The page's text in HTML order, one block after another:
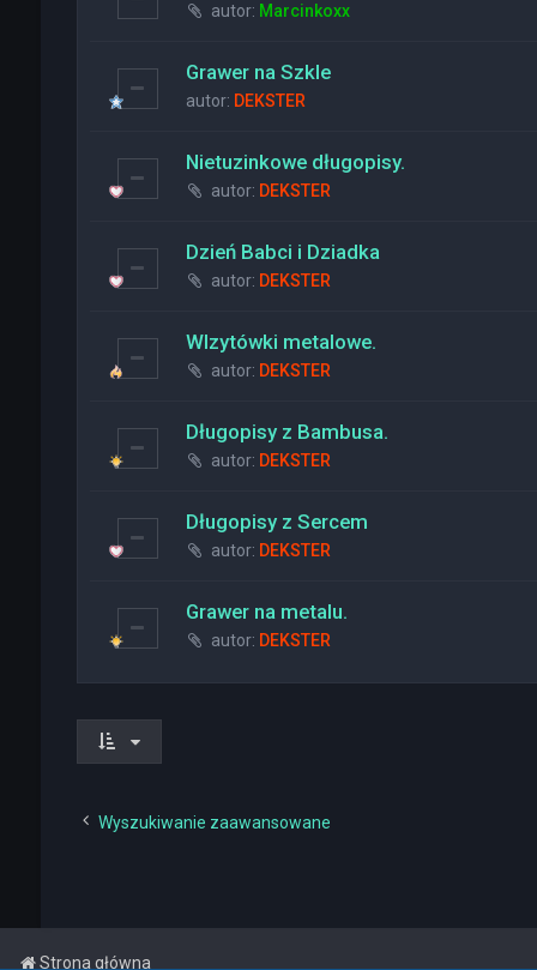
autor: Marcinkoxx
Grawer na Szkle
autor: DEKSTER
Nietuzinkowe długopisy.
autor: DEKSTER
Dzień Babci i Dziadka
autor: DEKSTER
WIzytówki metalowe.
autor: DEKSTER
Długopisy z Bambusa.
autor: DEKSTER
Długopisy z Sercem
autor: DEKSTER
Grawer na metalu.
autor: DEKSTER
Wyszukiwanie zaawansowane
Strona główna